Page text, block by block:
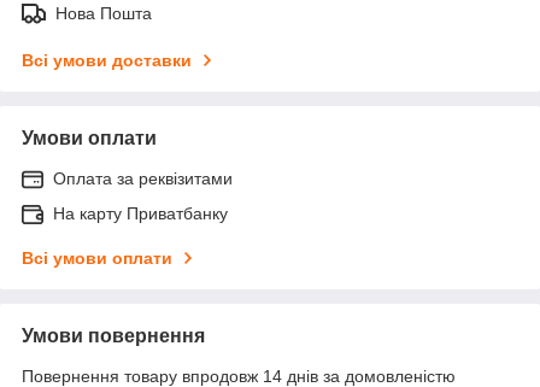
Нова Пошта
Всі умови доставки
Умови оплати
Оплата за реквізитами
На карту Приватбанку
Всі умови оплати
Умови повернення
Повернення товару впродовж 14 днів за домовленістю